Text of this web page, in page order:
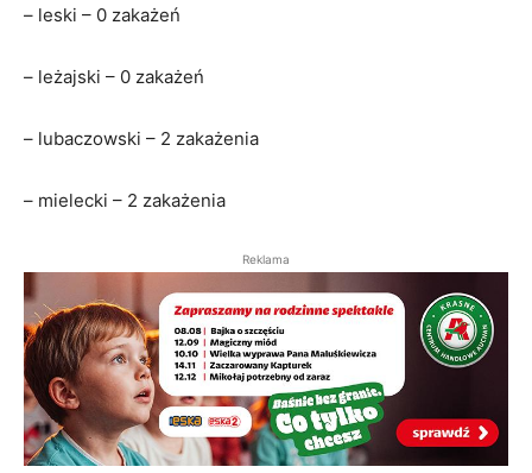
– leski – 0 zakażeń
– leżajski – 0 zakażeń
– lubaczowski – 2 zakażenia
– mielecki – 2 zakażenia
Reklama